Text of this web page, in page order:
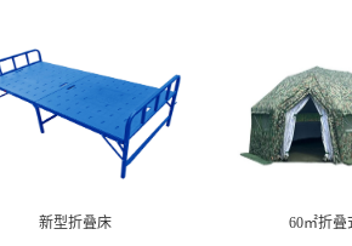
60㎡折叠式网架帐篷